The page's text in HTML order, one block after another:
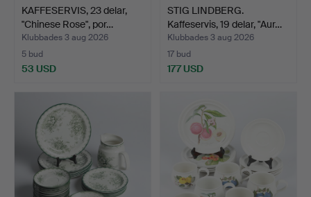
KAFFESERVIS, 23 delar,
"Chinese Rose", por…
Klubbades 3 aug 2026
5 bud
53 USD
STIG LINDBERG.
Kaffeservis, 19 delar, "Aur…
Klubbades 3 aug 2026
17 bud
177 USD